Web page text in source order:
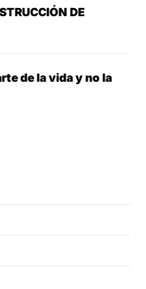
DE
de la vida y no la